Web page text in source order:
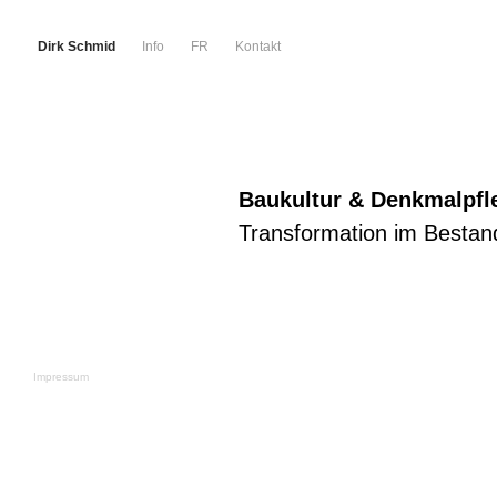
Dirk Schmid Info FR Kontakt
Baukultur &
Transformation im
Impressum